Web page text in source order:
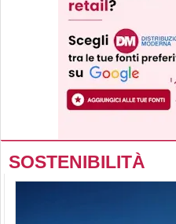
SOSTENIBILITÀ